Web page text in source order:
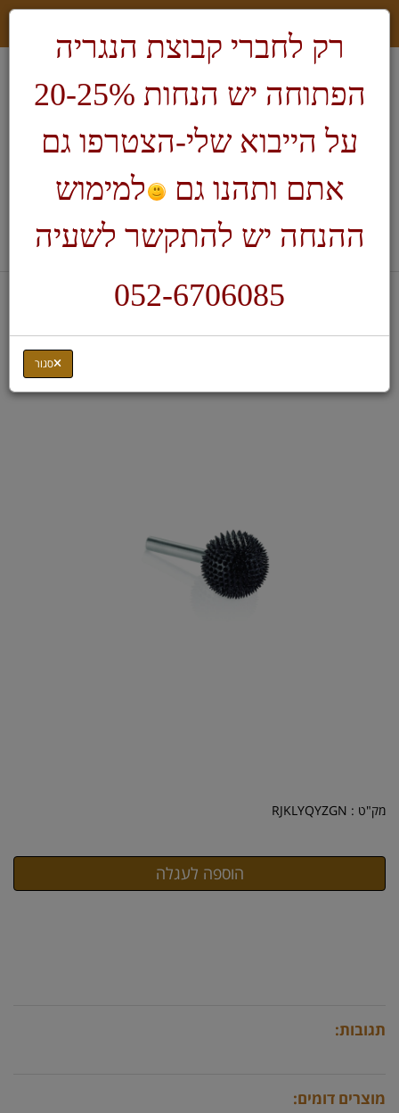
לעגלת הקניות
מק"ט : RJKLYQYZGN
תגובות:
מוצרים דומים:
רק לחברי קבוצת הנגריה
הפתוחה יש הנחות 20-25%
על הייבוא שלי-הצטרפו גם
אתם ותהנו גם
למימוש
ההנחה יש להתקשר לשעיה
052-6706085
סגור